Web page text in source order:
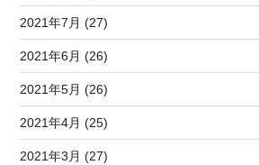
2021年7月 (27)
2021年6月 (26)
2021年5月 (26)
2021年4月 (25)
2021年3月 (27)